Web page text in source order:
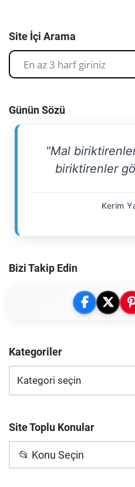
Site İçi Arama
Günün Sözü
"Mal
biriktirenler
Kerim
Bizi Takip Edin
Kategoriler
Site Toplu Konular
📂 Konu Seçin